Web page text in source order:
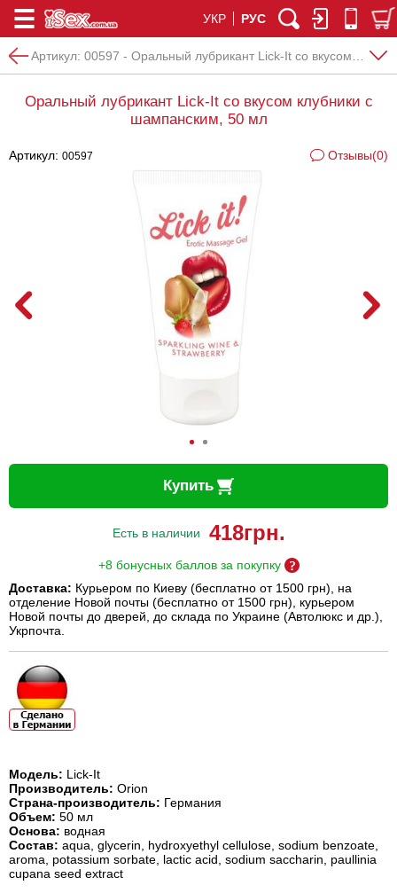
УКР РУС
Артикул: 00597 - Оральный лубрикант Lick-It со вкусом клубники с шампанским, 50 мл
Оральный лубрикант Lick-It со вкусом клубники с
шампанским, 50 мл
Артикул: 00597 Отзывы(0)
Купить
Есть в наличии 418грн.
+8 бонусных баллов за покупку
Доставка: Курьером по Киеву (бесплатно от 1500 грн), на
отделение Новой почты (бесплатно от 1500 грн), курьером
Новой почты до дверей, до склада по Украине (Автолюкс и др.),
Укрпочта.
Модель: Lick-It
Производитель: Orion
Страна-производитель: Германия
Объем: 50 мл
Основа: водная
Состав: aqua, glycerin, hydroxyethyl cellulose, sodium benzoate,
aroma, potassium sorbate, lactic acid, sodium saccharin, paullinia
cupana seed extract